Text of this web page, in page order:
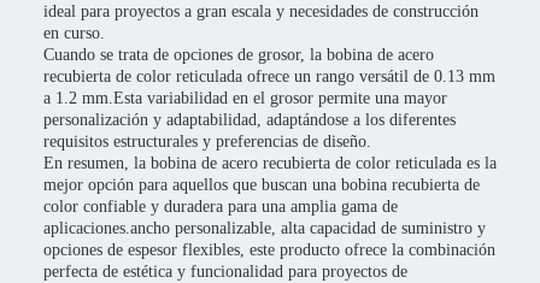
ideal para proyectos a gran escala y necesidades de construcción
en curso.
Cuando se trata de opciones de grosor, la bobina de acero
recubierta de color reticulada ofrece un rango versátil de 0.13 mm
a 1.2 mm.Esta variabilidad en el grosor permite una mayor
personalización y adaptabilidad, adaptándose a los diferentes
requisitos estructurales y preferencias de diseño.
En resumen, la bobina de acero recubierta de color reticulada es la
mejor opción para aquellos que buscan una bobina recubierta de
color confiable y duradera para una amplia gama de
aplicaciones.ancho personalizable, alta capacidad de suministro y
opciones de espesor flexibles, este producto ofrece la combinación
perfecta de estética y funcionalidad para proyectos de